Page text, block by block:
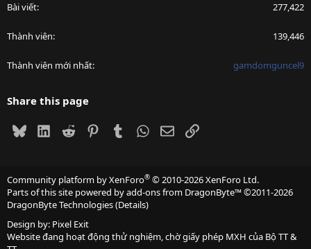
Bài viết 277,422
Thành viên 139,446
Thành viên mới nhất gamdomguncel9
Share this page
BlueskyLinkedIn
Reddit PinterestTumblrWhatsApp
EmailLink
Community platform by XenForo® © 2010-2026 XenForo Ltd.
Parts of this site powered byadd-ons from DragonByte™©2011-2026
DragonByte Technologies(Details)
Design by: Pixel Exit
Website đang hoạt động thử nghiệm, chờ giấy phép MXH của Bộ TT &